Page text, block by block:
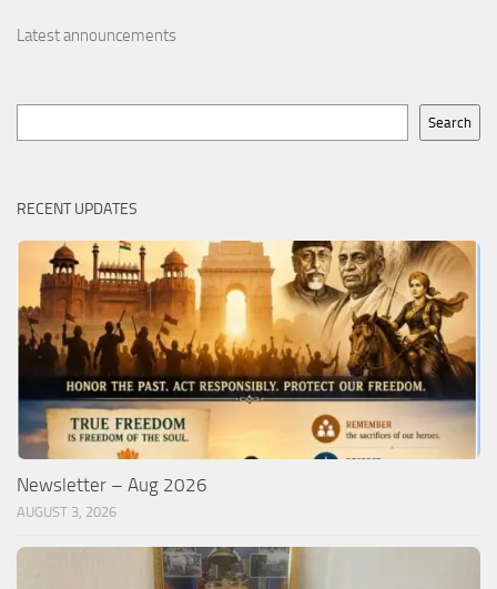
Latest announcements
Search
RECENT UPDATES
Newsletter – Aug 2026
AUGUST 3, 2026